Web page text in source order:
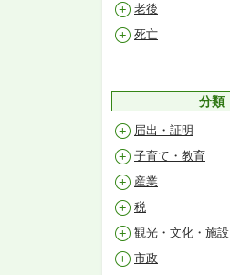
老後
死亡
分類
届出・証明
子育て・教育
産業
税
観光・文化・施設
市政